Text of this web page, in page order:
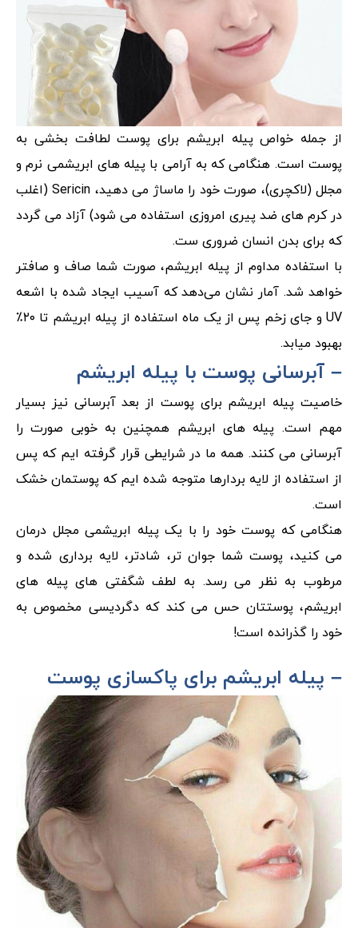
از جمله خواص پیله ابریشم برای پوست لطافت بخشی به
پوست است. هنگامی که به آرامی با پیله های ابریشمی نرم و
مجلل (لاکچری)، صورت خود را ماساژ می دهید، Sericin (اغلب
در کرم های ضد پیری امروزی استفاده می شود) آزاد می گردد
که برای بدن انسان ضروری ست.
با استفاده مداوم از پیله ابریشم، صورت شما صاف و صافتر
خواهد شد. آمار نشان می‌دهد که آسیب ایجاد شده با اشعه
UV و جای زخم پس از یک ماه استفاده از پیله ابریشم تا ۲۰٪
بهبود میابد.
– آبرسانی پوست با پیله ابریشم
خاصیت پیله ابریشم برای پوست از بعد آبرسانی نیز بسیار
مهم است. پیله های ابریشم همچنین به خوبی صورت را
آبرسانی می کنند. همه ما در شرایطی قرار گرفته ایم که پس
از استفاده از لایه بردارها متوجه شده ایم که پوستمان خشک
است.
هنگامی که پوست خود را با یک پیله ابریشمی مجلل درمان
می کنید، پوست شما جوان تر، شادتر، لایه برداری شده و
مرطوب به نظر می رسد. به لطف شگفتی های پیله های
ابریشم، پوستتان حس می کند که دگردیسی مخصوص به
خود را گذرانده است!
– پیله ابریشم برای پاکسازی پوست